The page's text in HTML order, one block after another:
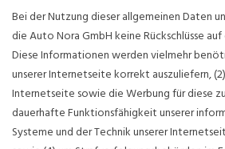
Bei der Nutzung dieser allgemeinen Daten
die Auto Nora GmbH keine Rückschlüsse
Diese Informationen werden vielmehr
unserer Internetseite korrekt auszuliefern,
Internetseite sowie die Werbung für diese
dauerhafte Funktionsfähigkeit unserer
Systeme und der Technik unserer